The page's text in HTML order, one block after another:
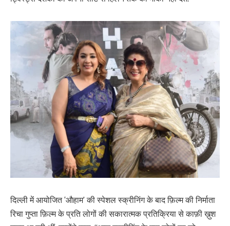
दिल्ली में आयोजित ‘औहाम’ की स्पेशल स्क्रीनिंग के बाद फ़िल्म की निर्माता
रिचा गुप्ता फ़िल्म के प्रति लोगों की सकारात्मक प्रतिक्रिया से काफ़ी ख़ुश